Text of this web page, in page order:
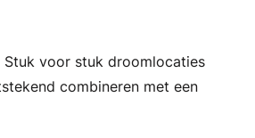
Stuk voor stuk droomlocaties
combineren met een